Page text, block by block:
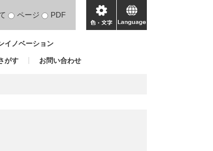
ページ PDF
色・
文
language
イノベーション
がす お問い合わせ